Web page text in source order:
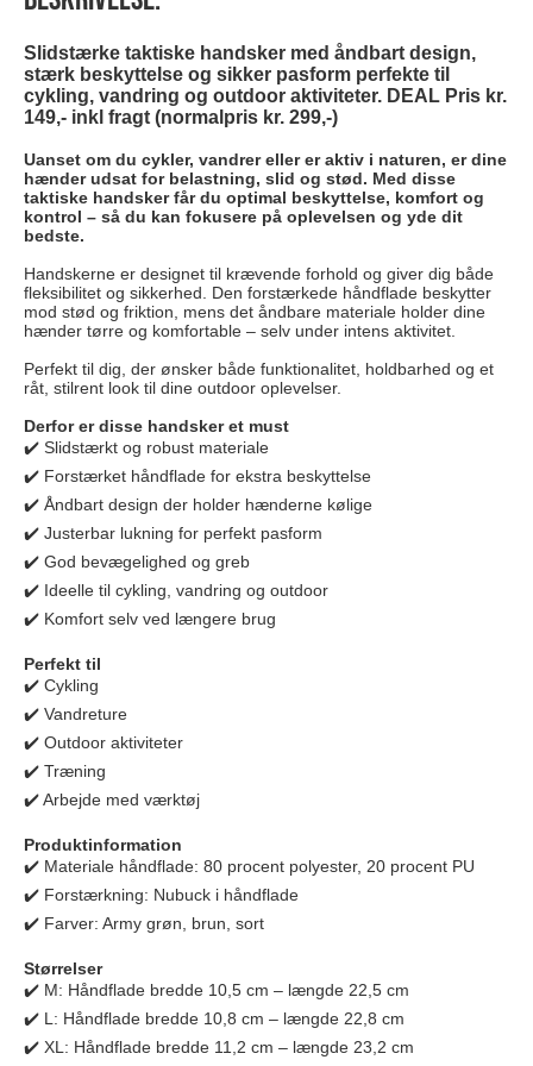
Slidstærke taktiske handsker med åndbart design,
stærk beskyttelse og sikker pasform perfekte til
cykling, vandring og outdoor aktiviteter. DEAL Pris kr.
149,- inkl fragt (normalpris kr. 299,-)
Uanset om du cykler, vandrer eller er aktiv i naturen, er dine
hænder udsat for belastning, slid og stød. Med disse
taktiske handsker får du optimal beskyttelse, komfort og
kontrol – så du kan fokusere på oplevelsen og yde dit
bedste.
Handskerne er designet til krævende forhold og giver dig både
fleksibilitet og sikkerhed. Den forstærkede håndflade beskytter
mod stød og friktion, mens det åndbare materiale holder dine
hænder tørre og komfortable – selv under intens aktivitet.
Perfekt til dig, der ønsker både funktionalitet, holdbarhed og et
råt, stilrent look til dine outdoor oplevelser.
Derfor er disse handsker et must
✔️ Slidstærkt og robust materiale
✔️ Forstærket håndflade for ekstra beskyttelse
✔️ Åndbart design der holder hænderne kølige
✔️ Justerbar lukning for perfekt pasform
✔️ God bevægelighed og greb
✔️ Ideelle til cykling, vandring og outdoor
✔️ Komfort selv ved længere brug
Perfekt til
✔️ Cykling
✔️ Vandreture
✔️ Outdoor aktiviteter
✔️ Træning
✔️ Arbejde med værktøj
Produktinformation
✔️ Materiale håndflade: 80 procent polyester, 20 procent PU
✔️ Forstærkning: Nubuck i håndflade
✔️ Farver: Army grøn, brun, sort
Størrelser
✔️ M: Håndflade bredde 10,5 cm – længde 22,5 cm
✔️ L: Håndflade bredde 10,8 cm – længde 22,8 cm
✔️ XL: Håndflade bredde 11,2 cm – længde 23,2 cm